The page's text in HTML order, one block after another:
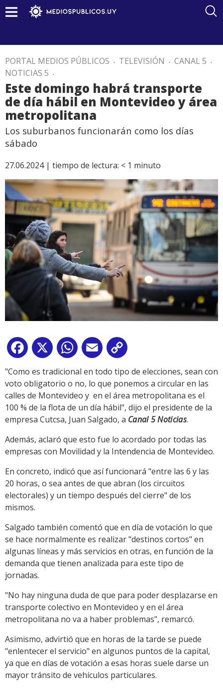
PORTAL MEDIOS PÚBLICOS . TELEVISIÓN . CANAL 5 .
NOTICIAS 5 .
Este domingo habrá transporte
de día hábil en Montevideo y área
metropolitana
Los suburbanos funcionarán como los días
sábado
27.06.2024 | tiempo de lectura: < 1 minuto
Facebook
X WhatsApp
Email
Link
"Como es tradicional en todo tipo de elecciones, sean con
voto obligatorio o no, lo que ponemos a circular en las
calles de Montevideo y en el área metropolitana es el
100 % de la flota de un día hábil", dijo el presidente de la
empresa Cutcsa, Juan Salgado, a Canal 5 Noticias.
Además, aclaró que esto fue lo acordado por todas las
empresas con Movilidad y la Intendencia de Montevideo.
En concreto, indicó que así funcionará "entre las 6 y las
20 horas, o sea antes de que abran (los circuitos
electorales) y un tiempo después del cierre" de los
mismos.
Salgado también comentó que en día de votación lo que
se hace normalmente es realizar "destinos cortos" en
algunas líneas y más servicios en otras, en función de la
demanda que tienen analizada para este tipo de
jornadas.
"No hay ninguna duda de que para poder desplazarse en
transporte colectivo en Montevideo y en el área
metropolitana no va a haber problemas", remarcó.
Asimismo, advirtió que en horas de la tarde se puede
"enlentecer el servicio" en algunos puntos de la capital,
ya que en días de votación a esas horas suele darse un
mayor tránsito de vehículos particulares.